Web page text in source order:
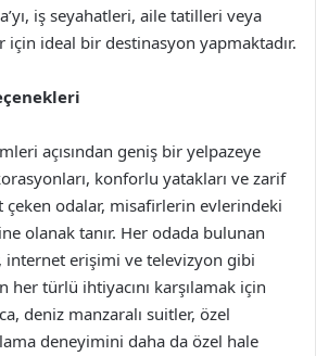
iş seyahatleri, aile tatilleri veya
ideal bir destinasyon yapmaktadır.
açısından geniş bir yelpazeye
konforlu yatakları ve zarif
çeken odalar, misafirlerin evlerindeki
olanak tanır. Her odada bulunan
internet erişimi ve televizyon gibi
her türlü ihtiyacını karşılamak için
deniz manzaralı suitler, özel
deneyimini daha da özel hale